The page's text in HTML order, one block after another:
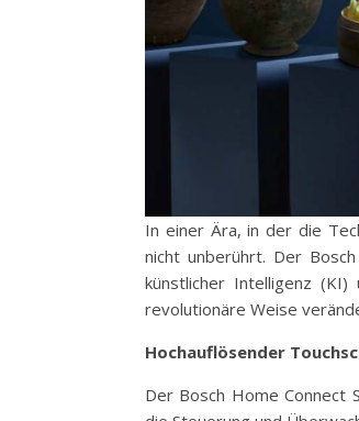
In einer Ära, in der die
nicht unberührt. Der
künstlicher Intelligenz
revolutionäre Weise
Hochauflösender
Der Bosch Home Connect